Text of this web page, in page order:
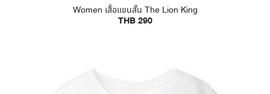
Women เสื้อแขนสั้น The Lion King
THB 290